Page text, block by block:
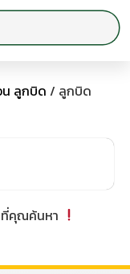
ลูกบิด / ลูกบิด
ที่คุณค้นหา